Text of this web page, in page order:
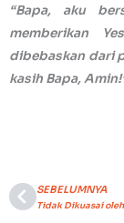
“Bapa, aku
memberikan
dibebaskan dari
kasih Bapa,
Prev
SEBELUMNYA
Tidak Dikuasai